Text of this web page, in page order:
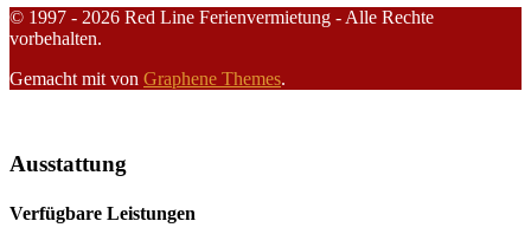
© 1997 - 2026 Red Line Ferienvermietung - Alle Rechte
vorbehalten.
Gemacht mit von Graphene Themes.
Ausstattung
Verfügbare Leistungen